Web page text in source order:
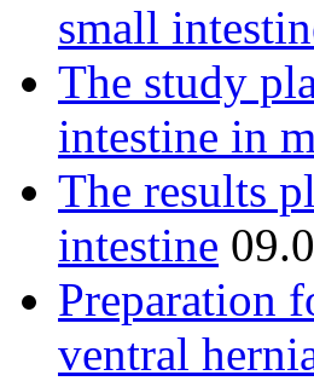
small
The study
intestine in
The results
intestine
Preparation
ventral